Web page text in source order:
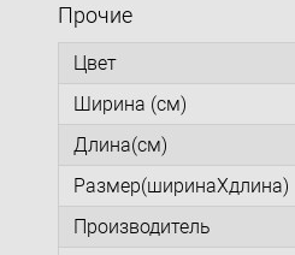
Прочие
Цвет
Ширина (см)
Длина(см)
Размер(ширинаXдлина)
Производитель